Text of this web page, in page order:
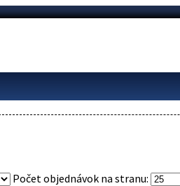
Počet objednávok na stranu: